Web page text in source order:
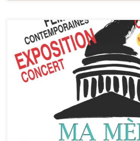
Du 9 au 16 Septembre 2017 Pour les
organisées pendant les journées du
H/F Ile de France, le Comité Métallos vous
dense et varié. La saison 3 du Parcours Filles
quête : rendons visibles ces femmes